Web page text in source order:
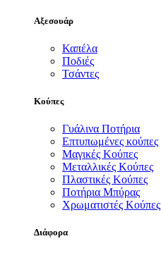
Αξεσουάρ
Καπέλα
Ποδιές
Τσάντες
Κούπες
Γυάλινα Ποτήρια
Επτυπωμένες κούπες
Μαγικές Κούπες
Μεταλλικές Κούπες
Πλαστικές Κούπες
Ποτήρια Μπύρας
Χρωματιστές Κούπες
Διάφορα